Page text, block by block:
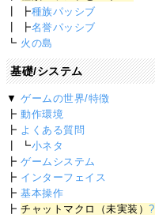
┃ ┣種族パッシブ
┃ ┣名誉パッシブ
┗ 火の島
基礎/システム
▼ゲームの世界/特徴
┣動作環境
┣ よくある質問
┃ ┗小ネタ
┣ゲームシステム
┣ インターフェイス
┣基本操作
┣チャットマクロ（未実装）?